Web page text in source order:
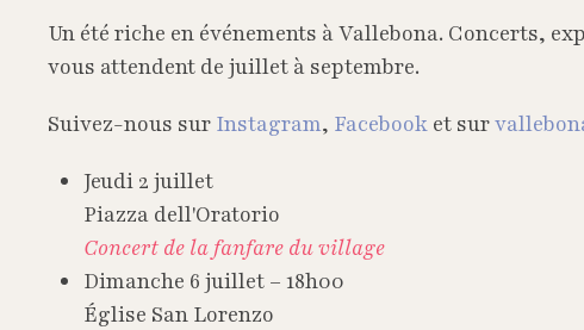
Un été riche en événements à Vallebona. Concerts,
vous attendent de juillet à septembre.
Suivez-nous sur Instagram, Facebook et sur
Jeudi 2 juillet
Piazza dell'Oratorio
Concert de la fanfare du village
Dimanche 6 juillet – 18h00
Église San Lorenzo